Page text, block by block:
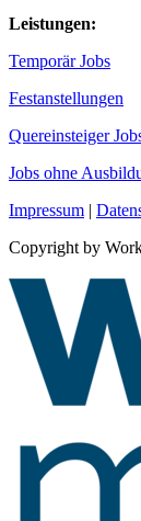
Leistungen:
Temporär Jobs
Festanstellungen
Quereinsteiger
Jobs ohne
Impressum |
Copyright by